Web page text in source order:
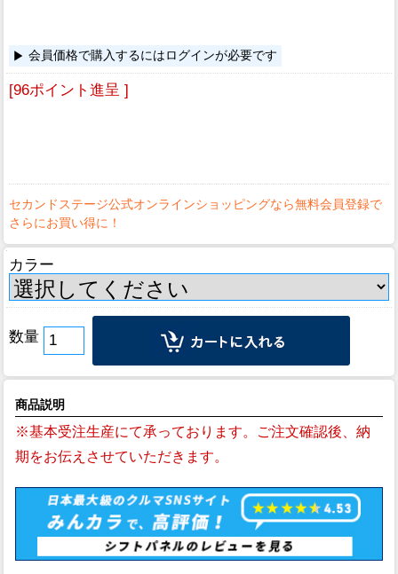
会員価格で購入するにはログインが必要です
[96ポイント進呈 ]
カラー
数量
商品説明
※基本受注生産にて承っております。ご注文確認後、納
期をお伝えさせていただきます。